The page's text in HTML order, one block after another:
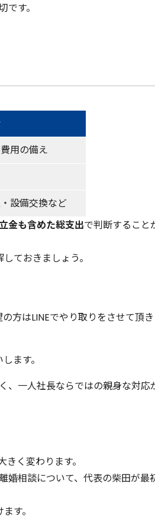
です。
用の備え
設備交換など
金も含めた総支出で判断すること
ておきましょう。
方はLINEでやり取りをさせて頂き
ます。
、一人社長ならではの親身な対応
く変わります。
婚相談について、代表の柴田が最
す。